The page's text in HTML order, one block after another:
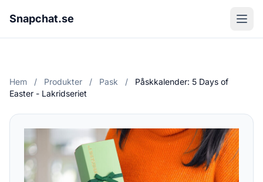
Snapchat.se
Hem / Produkter / Pask /
Påskkalender: 5 Days of
Easter - Lakridseriet